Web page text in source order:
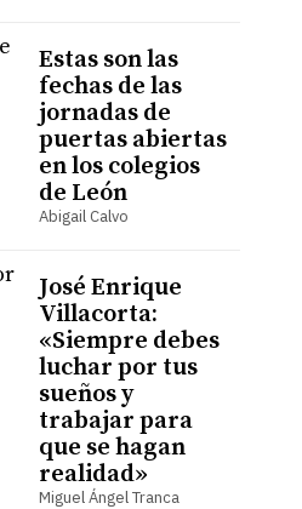
Estas son las
fechas de las
jornadas de
puertas abiertas
en los colegios
de León
Abigail Calvo
José Enrique
Villacorta:
«Siempre debes
luchar por tus
sueños y
trabajar para
que se hagan
realidad»
Miguel Ángel Tranca